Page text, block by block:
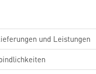
und Leistungen